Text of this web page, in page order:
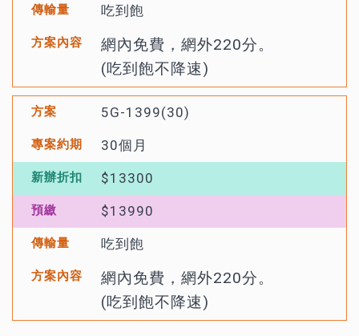
吃到飽
網內免費，網外220分。
(吃到飽不降速)
5G-1399(30)
30個月
$13300
$13990
吃到飽
網內免費，網外220分。
(吃到飽不降速)